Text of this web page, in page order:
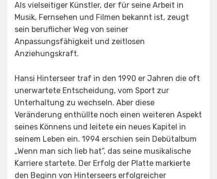
Als vielseitiger Künstler, der für seine Arbeit in
Musik, Fernsehen und Filmen bekannt ist, zeugt
sein beruflicher Weg von seiner
Anpassungsfähigkeit und zeitlosen
Anziehungskraft.
Hansi Hinterseer traf in den 1990 er Jahren die oft
unerwartete Entscheidung, vom Sport zur
Unterhaltung zu wechseln. Aber diese
Veränderung enthüllte noch einen weiteren Aspekt
seines Könnens und leitete ein neues Kapitel in
seinem Leben ein. 1994 erschien sein Debütalbum
„Wenn man sich lieb hat”, das seine musikalische
Karriere startete. Der Erfolg der Platte markierte
den Beginn von Hinterseers erfolgreicher